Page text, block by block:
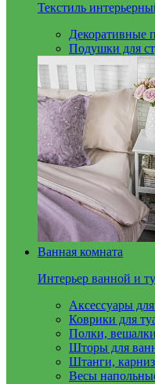
Текстиль
Декоративные
Подушки для
Ванная комната
Интерьер ванной и
Аксессуары
Коврики для
Полки,
Шторы для
Штанги,
Весы